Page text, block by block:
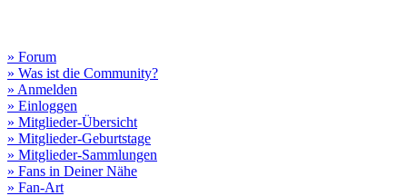
» Forum
» Was ist die Community?
» Anmelden
» Einloggen
» Mitglieder-Übersicht
» Mitglieder-Geburtstage
» Mitglieder-Sammlungen
» Fans in Deiner Nähe
» Fan-Art